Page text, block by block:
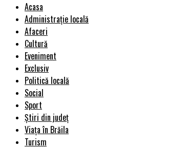
Acasa
Administrație locală
Afaceri
Cultură
Eveniment
Exclusiv
Politică locală
Social
Sport
Știri din județ
Viața în Brăila
Turism